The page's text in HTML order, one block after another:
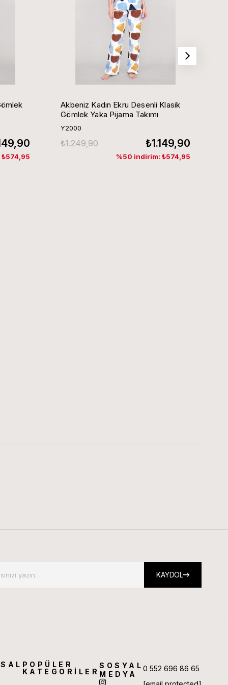
Akbeniz Kadın Ekru Desenli Klasik
Gömlek Yaka Pijama Takımı
Y2000
₺1.149,90
₺1.249,90
%50 indirim: ₺574,95
KAYDOL
POPÜLER
KATEGORİLER
SOSYAL
MEDYA
0 552 696 86 65